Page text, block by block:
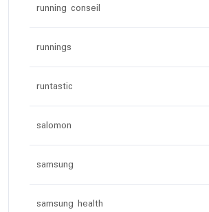
running conseil
runnings
runtastic
salomon
samsung
samsung health